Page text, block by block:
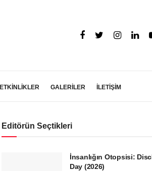
ETKİNLİKLER GALERİLER İLETİŞİM
Editörün Seçtikleri
İnsanlığın Otopsisi:
Day (2026)